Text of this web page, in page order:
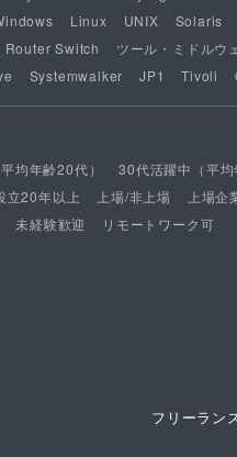
Linux UNIX Solaris
Router Switch ツール・ミドルウ
Systemwalker JP1 Tivoli
均年齢20代） 30代活躍中（平均
立20年以上 上場/非上場 上場企
未経験歓迎 リモートワーク可
フリーラン